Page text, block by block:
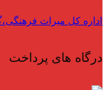
اداره کل میراث
درگاه های پرداخت